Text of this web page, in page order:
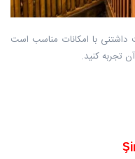
داشتنی با امکانات مناسب است
تجربه کنید.